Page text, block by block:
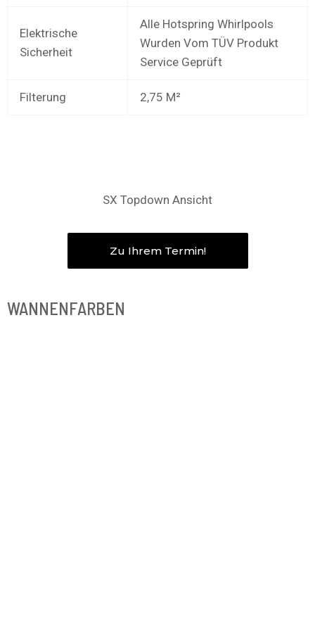
Elektrische
Sicherheit
Alle Hotspring Whirlpools
Wurden Vom TÜV Produkt
Service Geprüft
Filterung 2,75 M²
SX Topdown Ansicht
Zu Ihrem Termin!
WANNENFARBEN